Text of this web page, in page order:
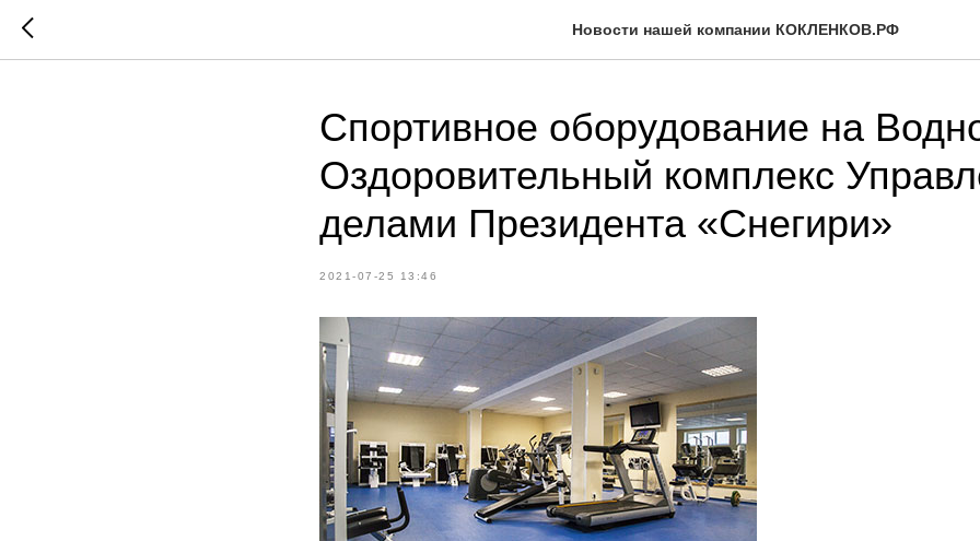
Новости нашей компании КОКЛЕНКОВ.РФ
Спортивное оборудование на
Оздоровительный комплекс
делами Президента «Снегири»
2021-07-25 13:46